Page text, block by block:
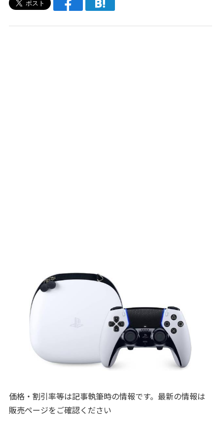
価格・割引率等は記事執筆時の情報です。最新の情報は
販売ページをご確認ください